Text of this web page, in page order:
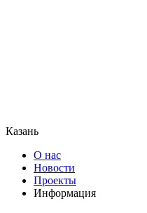
Казань
О нас
Новости
Проекты
Информация